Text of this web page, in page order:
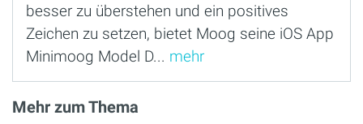
besser zu überstehen und ein positives
Zeichen zu setzen, bietet Moog seine iOS App
Minimoog Model D... mehr
Mehr zum Thema